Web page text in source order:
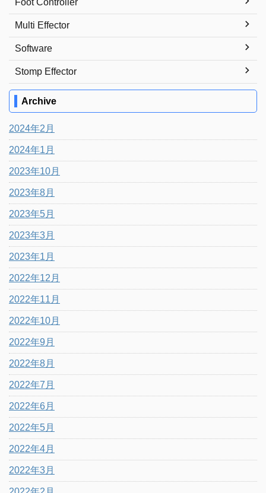
Foot Controller
Multi Effector
Software
Stomp Effector
Archive
2024年2月
2024年1月
2023年10月
2023年8月
2023年5月
2023年3月
2023年1月
2022年12月
2022年11月
2022年10月
2022年9月
2022年8月
2022年7月
2022年6月
2022年5月
2022年4月
2022年3月